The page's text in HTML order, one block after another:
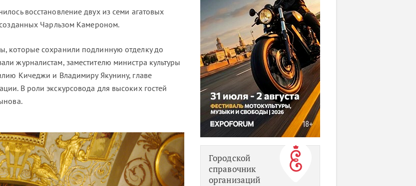
восстановление двух из семи агатовых
Чарльзом Камероном.
которые сохранили подлинную отделку до
журналистам, заместителю министра культуры
Кичеджи и Владимиру Якунину, главе
В роли экскурсовода для высоких гостей
Городской
справочник
организаций